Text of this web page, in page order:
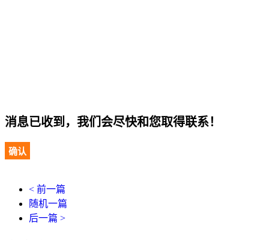
消息已收到，我们会尽快和您取得联系！
确认
< 前一篇
随机一篇
后一篇 >